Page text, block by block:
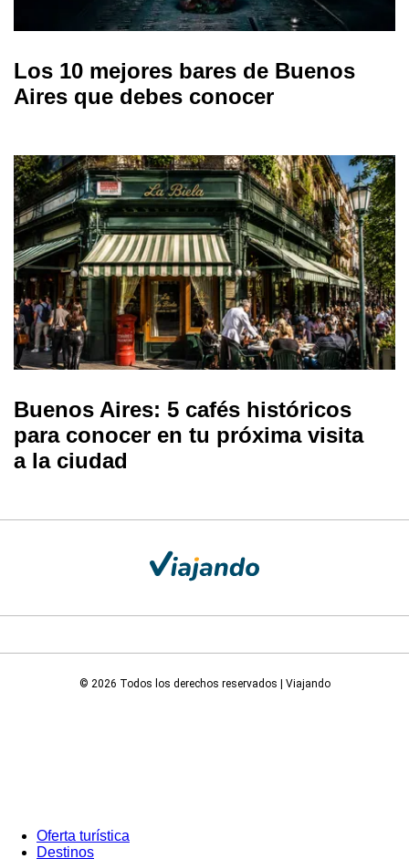
Los 10 mejores bares de Buenos
Aires que debes conocer
Buenos Aires: 5 cafés históricos
para conocer en tu próxima visita
a la ciudad
© 2026 Todos los derechos reservados | Viajando
Oferta turística
Destinos